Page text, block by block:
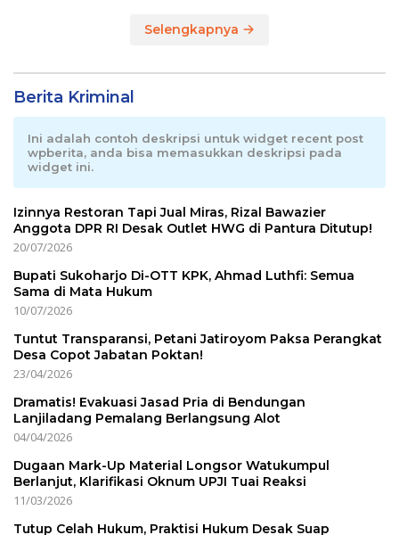
Selengkapnya
Berita Kriminal
Ini adalah contoh deskripsi untuk widget recent post
wpberita, anda bisa memasukkan deskripsi pada
widget ini.
Izinnya Restoran Tapi Jual Miras, Rizal Bawazier
Anggota DPR RI Desak Outlet HWG di Pantura Ditutup!
20/07/2026
Bupati Sukoharjo Di-OTT KPK, Ahmad Luthfi: Semua
Sama di Mata Hukum
10/07/2026
Tuntut Transparansi, Petani Jatiroyom Paksa Perangkat
Desa Copot Jabatan Poktan!
23/04/2026
Dramatis! Evakuasi Jasad Pria di Bendungan
Lanjiladang Pemalang Berlangsung Alot
04/04/2026
Dugaan Mark-Up Material Longsor Watukumpul
Berlanjut, Klarifikasi Oknum UPJI Tuai Reaksi
11/03/2026
Tutup Celah Hukum, Praktisi Hukum Desak Suap